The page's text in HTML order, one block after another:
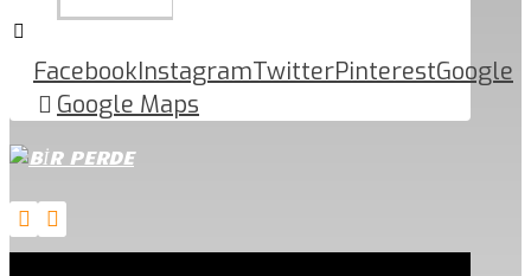
FacebookInstagramTwitterPinterestGoogle
Google Maps